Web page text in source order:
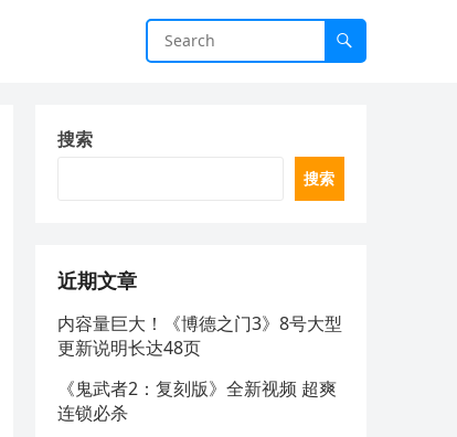
搜索
搜索
近期文章
内容量巨大！《博德之门3》8号大型
更新说明长达48页
《鬼武者2：复刻版》全新视频 超爽
连锁必杀